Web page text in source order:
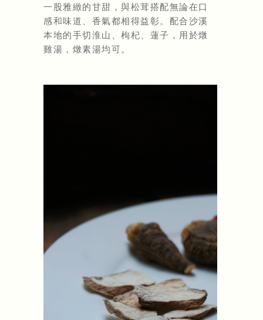
一股雅緻的甘甜，與松茸搭配無論在口
感和味道、香氣都相得益彰。配合沙溪
本地的手切淮山、枸杞、蓮子，用於燉
雞湯，燉素湯均可。